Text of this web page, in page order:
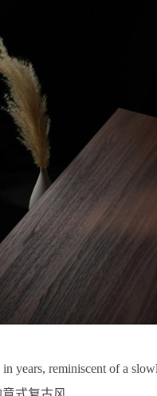
in years, reminiscent of a